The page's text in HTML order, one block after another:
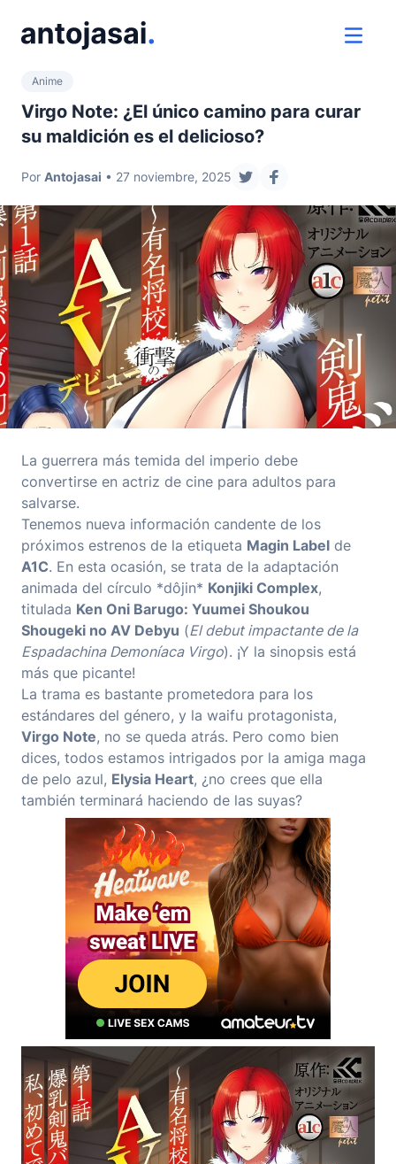
ver
Anime
Virgo Note: ¿El único camino para curar
su maldición es el delicioso?
Por Antojasai • 27 noviembre, 2025
compartir en twitter
compartir en
La guerrera más temida del imperio debe
convertirse en actriz de cine para adultos para
salvarse.
Tenemos nueva información candente de los
próximos estrenos de la etiqueta Magin Label de
A1C. En esta ocasión, se trata de la adaptación
animada del círculo *dôjin* Konjiki Complex,
titulada Ken Oni Barugo: Yuumei Shoukou
Shougeki no AV Debyu (El debut impactante de la
Espadachina Demoníaca Virgo). ¡Y la sinopsis está
más que picante!
La trama es bastante prometedora para los
estándares del género, y la waifu protagonista,
Virgo Note, no se queda atrás. Pero como bien
dices, todos estamos intrigados por la amiga maga
de pelo azul, Elysia Heart, ¿no crees que ella
también terminará haciendo de las suyas?